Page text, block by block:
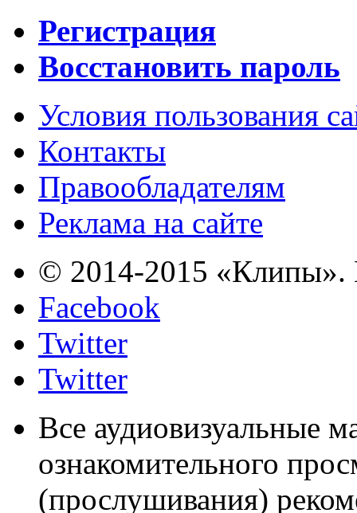
Регистрация
Восстановить пароль
Условия пользования
Контакты
Правообладателям
Реклама на сайте
© 2014-2015 «Клипы».
Facebook
Twitter
Twitter
Все аудиовизуальные
ознакомительного
(прослушивания)